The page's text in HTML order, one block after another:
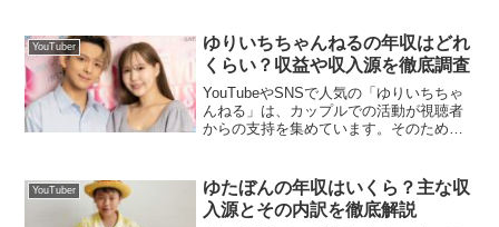
井はあとさんについて、ファンの間でし
ばし...
YouTuber
ゆりいちちゃんねるの年収はどれ
くらい？収益や収入源を徹底調査
YouTubeやSNSで人気の「ゆりいちちゃ
んねる」は、カップルでの活動が視聴者
からの支持を集めています。そのため、
では、「ゆりいちちゃんねる」の年収や
収入源、さらに具...
YouTuber
ゆたぼんの年収はいくら？主な収
入源とその内訳を徹底解説